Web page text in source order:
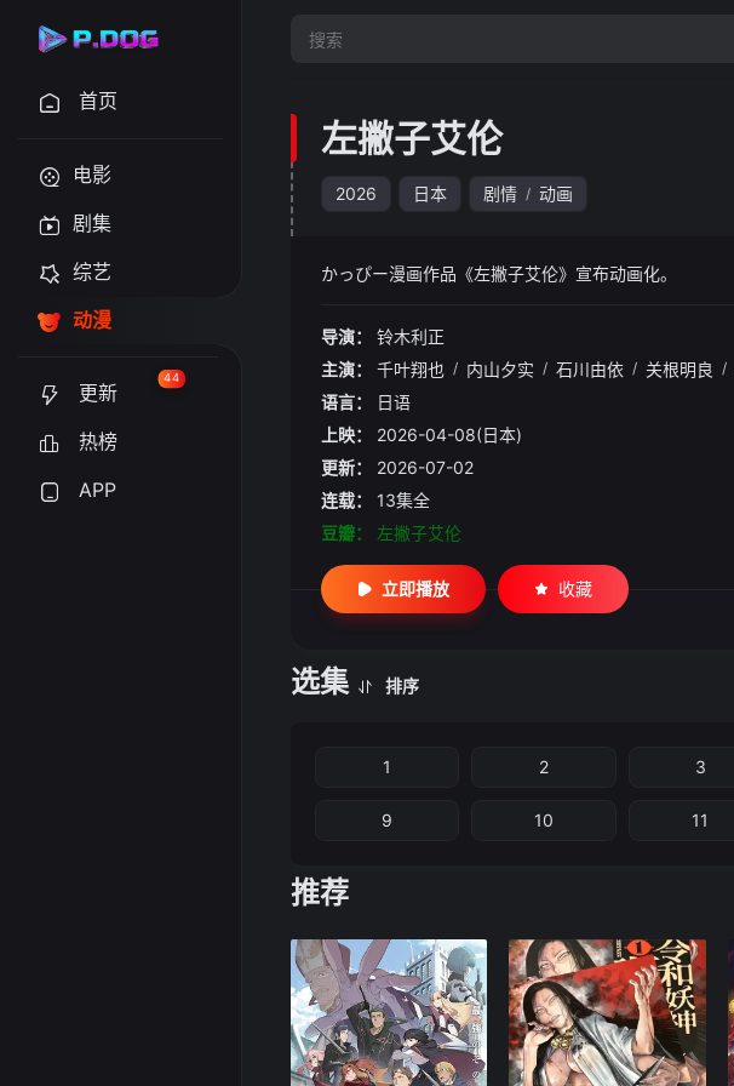
首页
电影
剧集
综艺
动漫
更新
44
热榜
APP
左撇子艾伦
2026 日本 剧情 / 动画
かっぴー漫画作品《左撇子艾伦》宣布动画化。
导演：
铃木利正
主演：
千叶翔也 / 内山夕实 / 石川由依 / 关根明良 /
语言：
日语
上映：
2026-04-08(日本)
更新：
2026-07-02
连载：
13集全
豆瓣：
左撇子艾伦
立即播放 收藏
选集 排序
1 2 3
9 10 11
推荐